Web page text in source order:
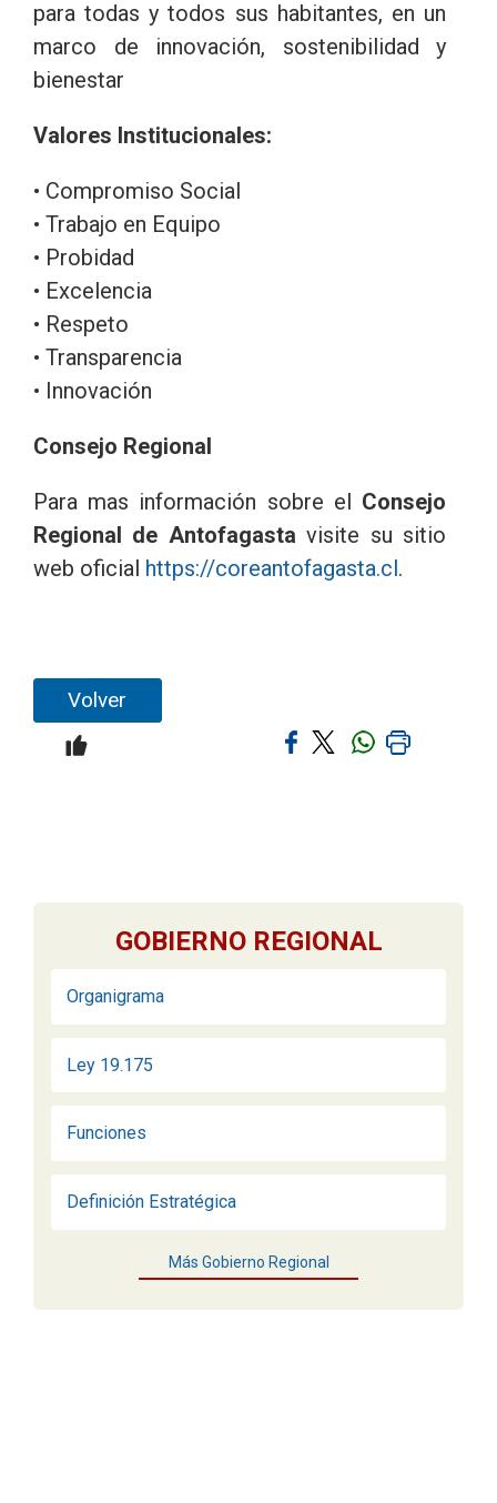
para todas y todos sus habitantes, en un
marco de innovación, sostenibilidad y
bienestar
Valores Institucionales:
• Compromiso Social
• Trabajo en Equipo
• Probidad
• Excelencia
• Respeto
• Transparencia
• Innovación
Consejo Regional
Para mas información sobre el Consejo
Regional de Antofagasta visite su sitio
web oficial https://coreantofagasta.cl.
Volver
GOBIERNO REGIONAL
Organigrama
Ley 19.175
Funciones
Definición Estratégica
Más Gobierno Regional